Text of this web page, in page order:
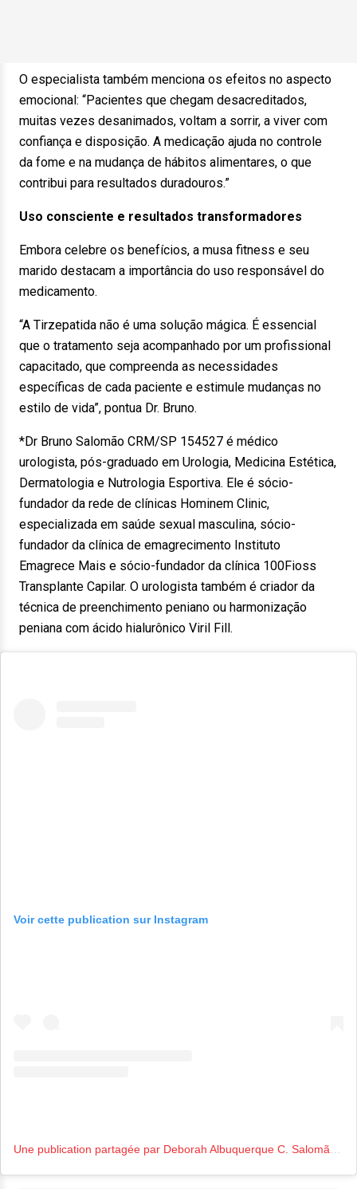
O especialista também menciona os efeitos no aspecto
emocional: “Pacientes que chegam desacreditados,
muitas vezes desanimados, voltam a sorrir, a viver com
confiança e disposição. A medicação ajuda no controle
da fome e na mudança de hábitos alimentares, o que
contribui para resultados duradouros.”
Uso consciente e resultados transformadores
Embora celebre os benefícios, a musa fitness e seu
marido destacam a importância do uso responsável do
medicamento.
“A Tirzepatida não é uma solução mágica. É essencial
que o tratamento seja acompanhado por um profissional
capacitado, que compreenda as necessidades
específicas de cada paciente e estimule mudanças no
estilo de vida”, pontua Dr. Bruno.
*Dr Bruno Salomão CRM/SP 154527 é médico
urologista, pós-graduado em Urologia, Medicina Estética,
Dermatologia e Nutrologia Esportiva. Ele é sócio-
fundador da rede de clínicas Hominem Clinic,
especializada em saúde sexual masculina, sócio-
fundador da clínica de emagrecimento Instituto
Emagrece Mais e sócio-fundador da clínica 100Fioss
Transplante Capilar. O urologista também é criador da
técnica de preenchimento peniano ou harmonização
peniana com ácido hialurônico Viril Fill.
Voir cette publication sur Instagram